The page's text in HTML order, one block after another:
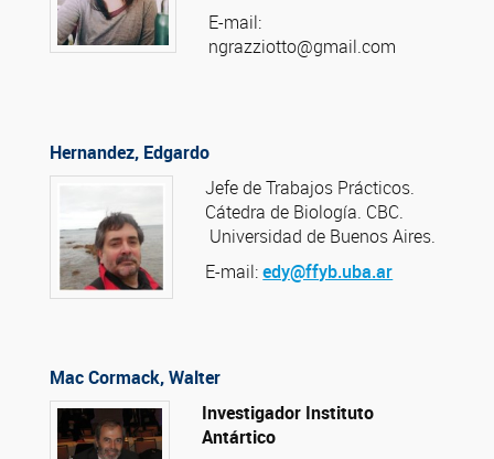
E-mail:
ngrazziotto@gmail.com
Hernandez, Edgardo
Jefe de Trabajos Prácticos.
Cátedra de Biología. CBC.
Universidad de Buenos Aires.
E-mail:edy@ffyb.uba.ar
Mac Cormack, Walter
Investigador Instituto
Antártico